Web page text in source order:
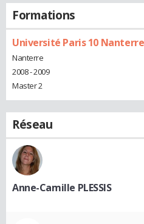
Formations
Université Paris 10 Nanterre
Nanterre
2008 - 2009
Master 2
Réseau
Anne-Camille PLESSIS